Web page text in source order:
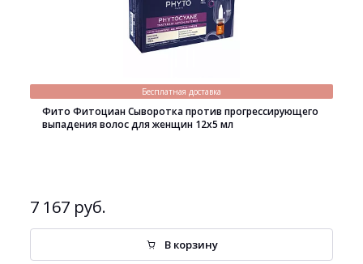
Бесплатная доставка
Фито Фитоциан Сыворотка против прогрессирующего
выпадения волос для женщин 12х5 мл
7 167 руб.
В корзину